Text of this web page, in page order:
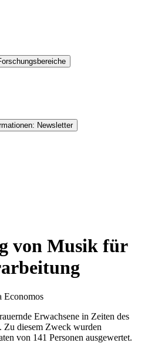
Newsletter
von Musik für
Economos
Erwachsene in Zeiten des
Zu diesem Zweck wurden
von 141 Personen ausgewertet.